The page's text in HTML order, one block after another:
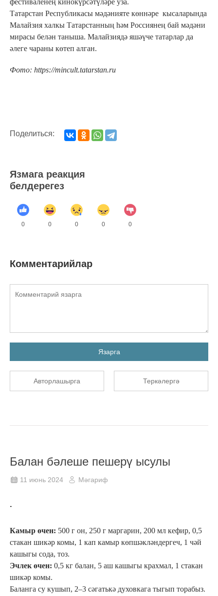
фестиваленең кинокүрсәтүләре уза.
Татарстан Республикасы мәдәнияте көннәре кысаларында
Малайзия халкы Татарстанның һәм Россиянең бай мәдәни
мирасы белән таныша. Малайзиядә яшәүче татарлар да
әлеге чараны көтеп алган.
Фото: https://mincult.tatarstan.ru
Поделиться:
Язмага реакция
белдерегез
0 0 0 0 0
Комментарийлар
Язарга
Авторлашырга Теркәлергә
Балан бәлеше пешерү ысулы
11 июнь 2024 Мәгариф
.
Камыр өчен: 500 г он, 250 г маргарин, 200 мл кефир, 0,5
стакан шикәр комы, 1 кап камыр көпшәкләндергеч, 1 чәй
кашыгы сода, тоз.
Эчлек өчен: 0,5 кг балан, 5 аш кашыгы крахмал, 1 стакан
шикәр комы.
Баланга су кушып, 2–3 сәгатькә духовкага тыгып торабыз.